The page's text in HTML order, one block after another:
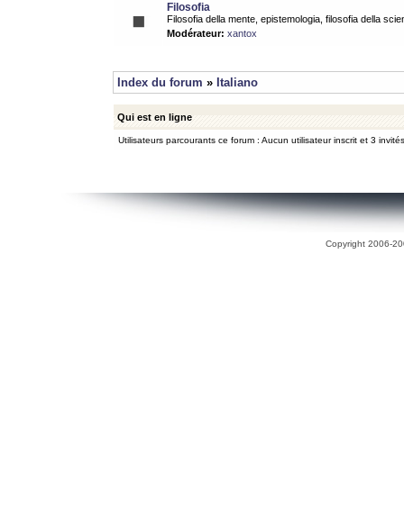
Filosofia
Filosofia della mente, epistemologia, filosofia della
Modérateur: xantox
Index du forum » Italiano
Qui est en ligne
Utilisateurs parcourants ce forum : Aucun utilisateur inscrit et 3 invités
Copyright 2006-